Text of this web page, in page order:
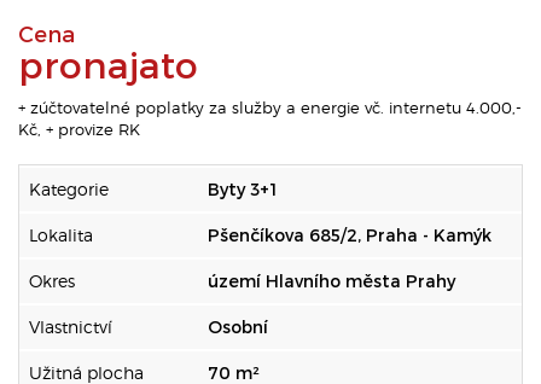
Cena
pronajato
+ zúčtovatelné poplatky za služby a energie vč. internetu 4.000,-
Kč, + provize RK
Kategorie Byty 3+1
Lokalita Pšenčíkova 685/2, Praha - Kamýk
Okres území Hlavního města Prahy
Vlastnictví Osobní
Užitná plocha 70 m²